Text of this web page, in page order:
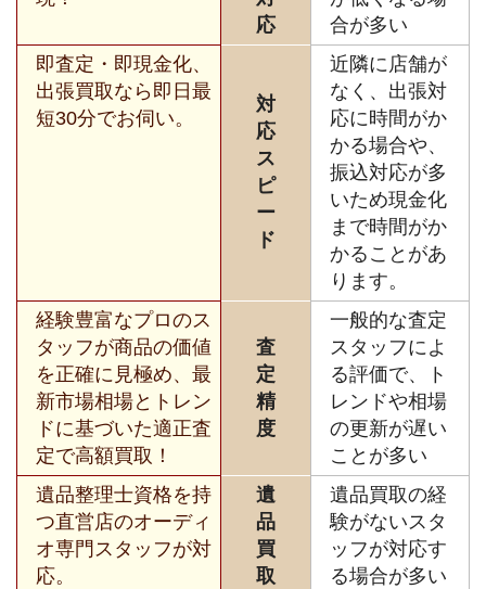
応
合が多い
即査定・即現金化、
出張買取なら即日最
短30分でお伺い。
対
応
ス
ピ
ー
ド
近隣に店舗が
なく、出張対
応に時間がか
かる場合や、
振込対応が多
いため現金化
まで時間がか
かることがあ
ります。
経験豊富なプロのス
タッフが商品の価値
を正確に見極め、最
新市場相場とトレン
ドに基づいた適正査
定で高額買取！
査
定
精
度
一般的な査定
スタッフによ
る評価で、ト
レンドや相場
の更新が遅い
ことが多い
遺品整理士資格を持
つ直営店のオーディ
オ専門スタッフが対
応。
遺
品
買
取
遺品買取の経
験がないスタ
ッフが対応す
る場合が多い